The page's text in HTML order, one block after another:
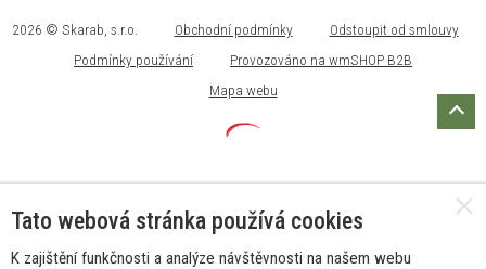
2026 © Skarab, s.r.o. Obchodní podmínky
Odstoupit od smlouvy
Podmínky používání
Provozováno na wmSHOP B2B
Mapa webu
Tato webová stránka používá cookies
K zajištění funkčnosti a analýze návštěvnosti na našem webu